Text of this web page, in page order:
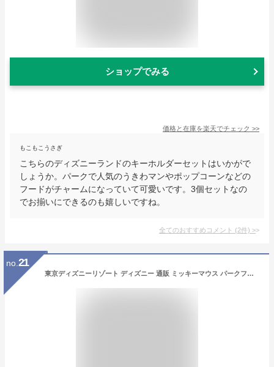
ショップでみる
価格と在庫を楽天でチェック >>
もこもこうさぎ
こちらのディズニーランドのキーホルダーセットはいかがで
しょうか。パークで人気のうきわマンやポップコーンなどの
フードがチャームになっていて可愛いです。3個セットなの
でお揃いにできるのも嬉しいですね。
全てのおすすめコメント (2件) >
no. 21
東京ディズニーリゾート ディズニー 通販 ミッキーマウス パークフード ホットドッグ キーチェーン 無料 ギフトラッピング TDR ディズニーシー ディズニーランド お土産 キーホルダー バッグ 持ち手カバー